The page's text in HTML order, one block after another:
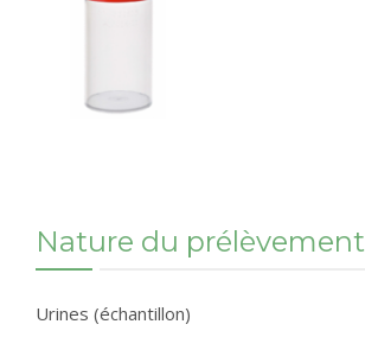
Nature du prélèvement
Urines (échantillon)